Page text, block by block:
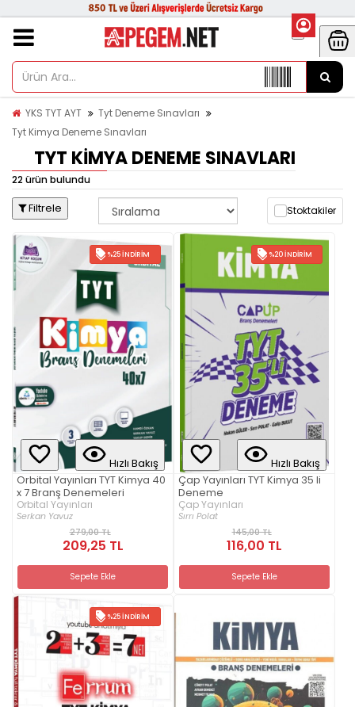
YKS TYT AYT
Tyt Deneme Sınavları
Tyt Kimya Deneme Sınavları
TYT KIMYA DENEME SINAVLARI
22 ürün bulundu
Filtrele Stoktakiler
%25 İNDIRIM
Hızlı Bakış
Orbital Yayınları TYT Kimya 40
x 7 Branş Denemeleri
Orbital Yayınları
Serkan Yavuz
279,00 TL
209,25 TL
Sepete Ekle
%20 İNDIRIM
Hızlı Bakış
Çap Yayınları TYT Kimya 35 li
Deneme
Çap Yayınları
Sırrı Polat
145,00 TL
116,00 TL
Sepete Ekle
%25 İNDIRIM